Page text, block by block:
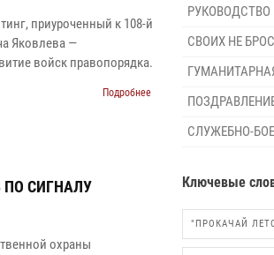
приуроченный к 108-й
Яковлева —
войск правопорядка.
Подробнее
ПО СИГНАЛУ
охраны
РУКОВОДСТВО
СВОИХ НЕ
СЛУЖЕБНО-
Ключевые
"ПРОКАЧАЙ